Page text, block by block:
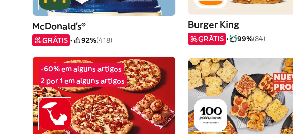
McDonald's®
GRÁTIS 92%(418)
Burger King
GRÁTIS 99%(84)
-60% em alguns artigos
2 por 1 em alguns artigos